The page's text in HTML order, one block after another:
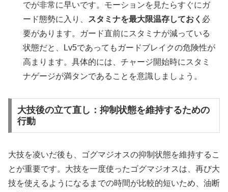
でが非常に早いです。モーションを見たらすぐにガ
ード態勢に入り、
スタミナを最大限温存しておく 必
要があります。ガード直前にスタミナが減っている
状態だと、Lv5であってもガードブレイクの危険性が
高まります。具体的には、チャージ開始時にスタミ
ナゲージが満タンであることを意識しましょう。
大技後の立て直し：抑制状態を維持するための
行動
大技を凌いだ後も、ゴグマジオスの抑制状態を維持するこ
とが重要です。大技を一度使ったゴグマジオスは、再び大
技を使えるようになるまでの時間が比較的短いため、油断